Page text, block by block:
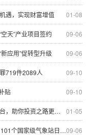
01-08
遇，实现财富增值
09-06
天”产业项目签约
09-06
应用”促转型升级
09-10
719件2089人
09-10
贴
01-05
助你投资之路更顺畅
09-06
日降水量达到极端阈值标准